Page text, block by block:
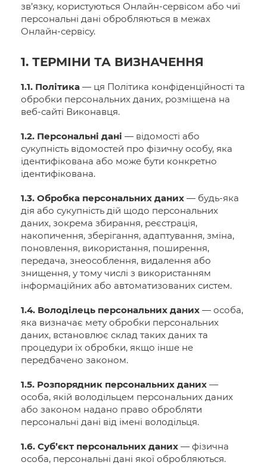
зв’язку, користуються Онлайн-сервісом або чиї
персональні дані обробляються в межах
Онлайн-сервісу.
1. ТЕРМІНИ ТА ВИЗНАЧЕННЯ
1.1. Політика — ця Політика конфіденційності та
обробки персональних даних, розміщена на
веб-сайті Виконавця.
1.2. Персональні дані — відомості або
сукупність відомостей про фізичну особу, яка
ідентифікована або може бути конкретно
ідентифікована.
1.3. Обробка персональних даних — будь-яка
дія або сукупність дій щодо персональних
даних, зокрема збирання, реєстрація,
накопичення, зберігання, адаптування, зміна,
поновлення, використання, поширення,
передача, знеособлення, видалення або
знищення, у тому числі з використанням
інформаційних або автоматизованих систем.
1.4. Володілець персональних даних — особа,
яка визначає мету обробки персональних
даних, встановлює склад таких даних та
процедури їх обробки, якщо інше не
передбачено законом.
1.5. Розпорядник персональних даних —
особа, якій володільцем персональних даних
або законом надано право обробляти
персональні дані від імені володільця.
1.6. Суб’єкт персональних даних — фізична
особа, персональні дані якої обробляються.